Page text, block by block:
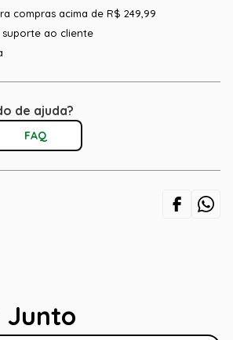
compras acima de R$ 249,99
ao cliente
de ajuda?
FAQ
Junto